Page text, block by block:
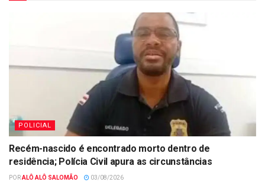
POLICIAL
Recém-nascido é encontrado morto dentro de
residência; Polícia Civil apura as circunstâncias
PORALÔ ALÔ SALOMÃO 03/08/2026